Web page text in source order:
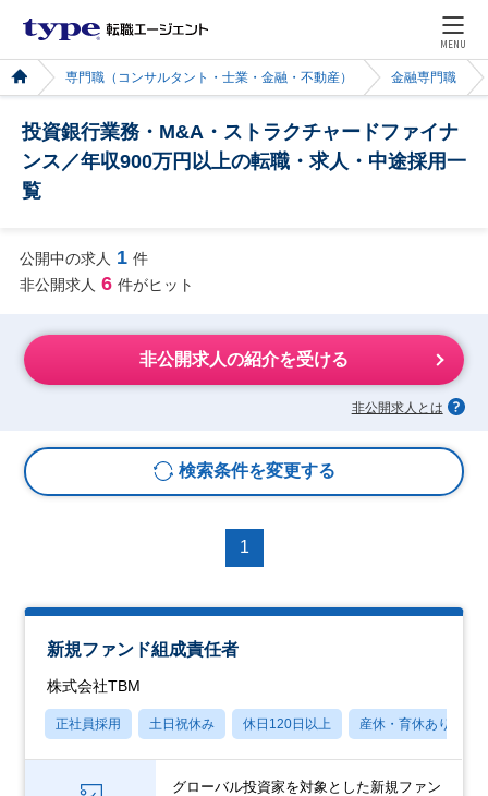
MENU
専門職（コンサルタント・士業・金融・不動産） 金融専門職
投資銀行業務・M&A・ストラクチャードファイナ
ンス／年収900万円以上の転職・求人・中途採用一
覧
公開中の求人 1 件
非公開求人 6 件がヒット
非公開求人の紹介を受ける
非公開求人とは
検索条件を変更する
1
新規ファンド組成責任者
株式会社TBM
正社員採用 土日祝休み 休日120日以上 産休・育休あり
グローバル投資家を対象とした新規ファン